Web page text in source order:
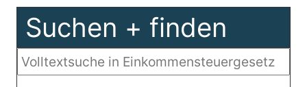
Suchen + finden